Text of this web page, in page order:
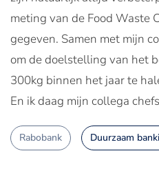
meting van de Food Waste
gegeven. Samen met mijn
om de doelstelling van het
300kg binnen het jaar te
En ik daag mijn collega
Rabobank Duurzaam